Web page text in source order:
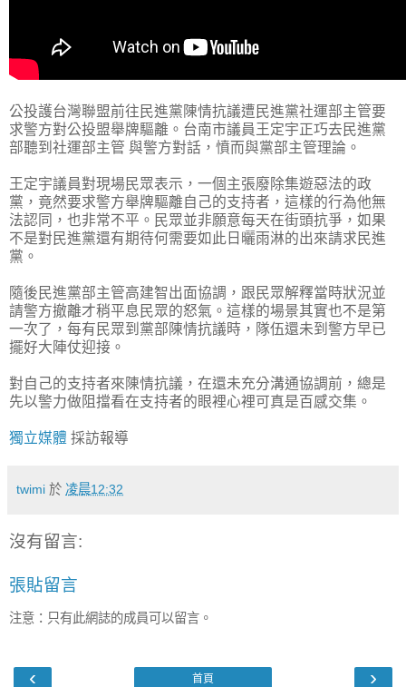
公投護台灣聯盟前往民進黨陳情抗議遭民進黨社運部主管要
求警方對公投盟舉牌驅離。台南市議員王定宇正巧去民進黨
部聽到社運部主管 與警方對話，憤而與黨部主管理論。
王定宇議員對現場民眾表示，一個主張廢除集遊惡法的政
黨，竟然要求警方舉牌驅離自己的支持者，這樣的行為他無
法認同，也非常不平。民眾並非願意每天在街頭抗爭，如果
不是對民進黨還有期待何需要如此日曬雨淋的出來請求民進
黨。
隨後民進黨部主管高建智出面協調，跟民眾解釋當時狀況並
請警方撤離才稍平息民眾的怒氣。這樣的場景其實也不是第
一次了，每有民眾到黨部陳情抗議時，隊伍還未到警方早已
擺好大陣仗迎接。
對自己的支持者來陳情抗議，在還未充分溝通協調前，總是
先以警力做阻擋看在支持者的眼裡心裡可真是百感交集。
獨立媒體 採訪報導
twimi 於 凌晨12:32
沒有留言:
張貼留言
注意：只有此網誌的成員可以留言。
‹ ›
首頁